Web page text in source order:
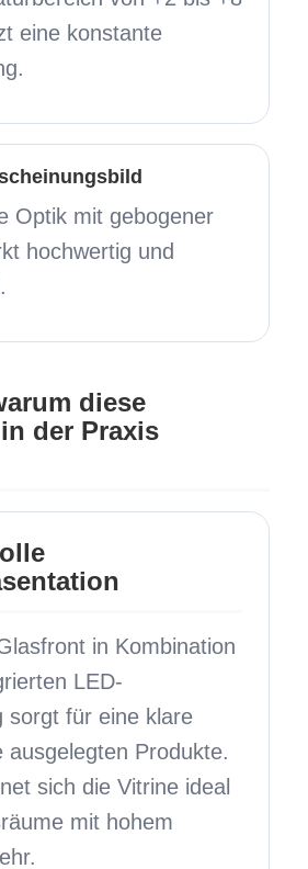
eine konstante
Optik mit gebogener
hochwertig und
diese
der Praxis
in Kombination
LED-
sorgt für eine klare
ausgelegten Produkte.
sich die Vitrine ideal
mit hohem